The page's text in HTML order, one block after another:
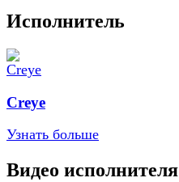
Исполнитель
Creye
Узнать больше
Видео исполнителя